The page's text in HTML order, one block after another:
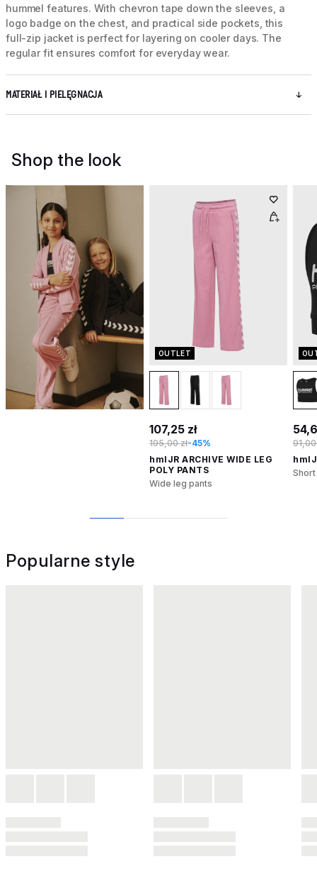
hummel features. With chevron tape down the sleeves, a
logo badge on the chest, and practical side pockets, this
full-zip jacket is perfect for layering on cooler days. The
regular fit ensures comfort for everyday wear.
MATERIAŁ I PIELĘGNACJA
Shop the look
OUTLET
107,25 zł
195,00 zł-45%
hmlJR ARCHIVE WIDE LEG
POLY PANTS
Wide leg pants
91,00
Popularne style